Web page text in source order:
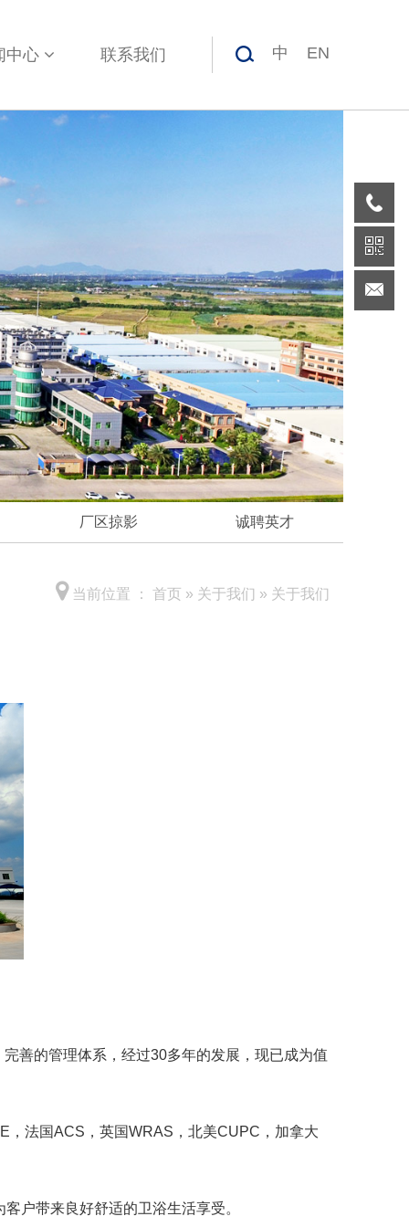
中心 联系我们 中 EN
厂区掠影 诚聘英才
当前位置 ： 首页 » 关于我们 » 关于我们
善的管理体系，经过30多年的发展，现已成为值
，法国ACS，英国WRAS，北美CUPC，加拿大
户带来良好舒适的卫浴生活享受。